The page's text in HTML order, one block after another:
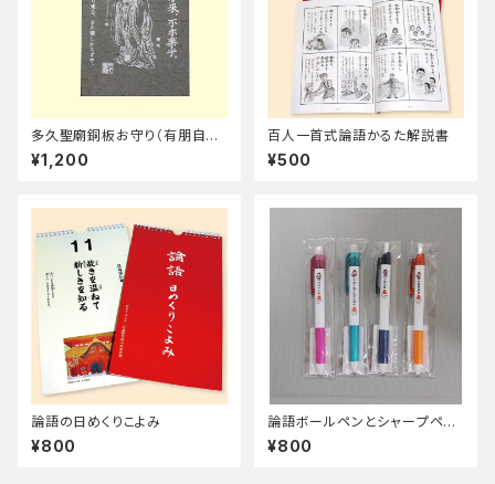
多久聖廟銅板お守り（有朋自遠
方来。不亦楽乎。）
¥1,200
百人一首式論語かるた解説書
¥500
論語の日めくりこよみ
¥800
論語ボールペンとシャープペン
のセット
¥800